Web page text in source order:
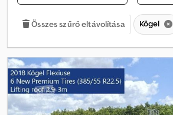
Összes szűrő eltávolítása Kögel